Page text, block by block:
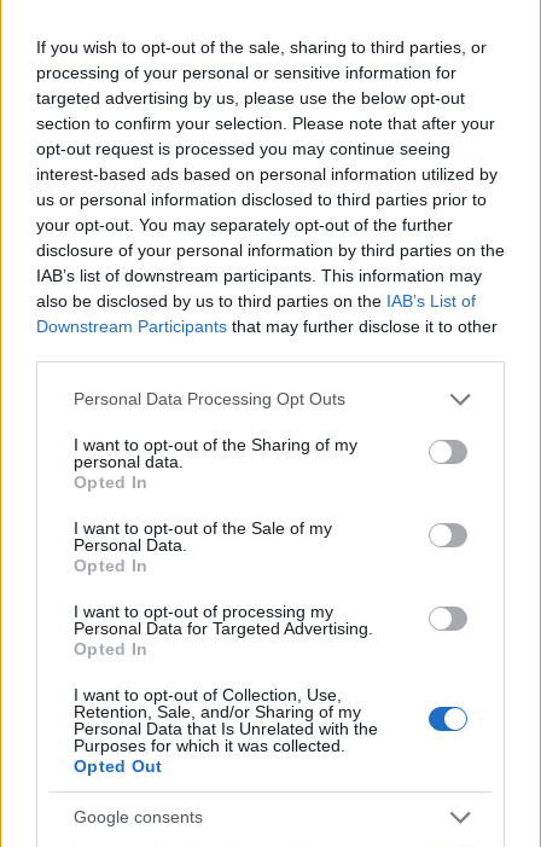
If you wish to opt-out of the sale, sharing to third parties, or
processing of your personal or sensitive information for
targeted advertising by us, please use the below opt-out
section to confirm your selection. Please note that after your
opt-out request is processed you may continue seeing
interest-based ads based on personal information utilized by
us or personal information disclosed to third parties prior to
your opt-out. You may separately opt-out of the further
disclosure of your personal information by third parties on the
IAB’s list of downstream participants. This information may
also be disclosed by us to third parties on the IAB’s List of
Downstream Participants that may further disclose it to other
Please note that this website/app uses one or more Google
not limited to your visit or usage behaviour. You may click to
grant or deny consent to Google and its third-party tags to
use your data for below specified purposes in below Google
consent section.
Personal Data Processing Opt Outs
I want to opt-out of the Sharing of my
personal data.
Opted In
I want to opt-out of the Sale of my
Personal Data.
Opted In
I want to opt-out of processing my
Personal Data for Targeted Advertising.
Opted In
I want to opt-out of Collection, Use,
Retention, Sale, and/or Sharing of my
Personal Data that Is Unrelated with the
Purposes for which it was collected.
Opted Out
Google consents
Continua a leggere
TEEN NEWS